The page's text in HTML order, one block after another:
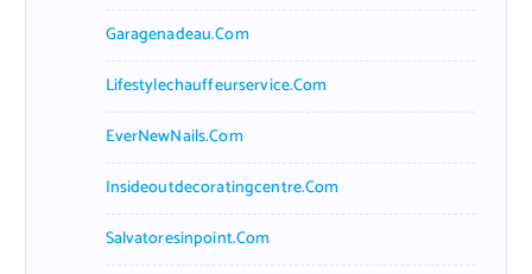
Garagenadeau.com
Lifestylechauffeurservice.com
EverNewNails.com
Insideoutdecoratingcentre.com
Salvatoresinpoint.com